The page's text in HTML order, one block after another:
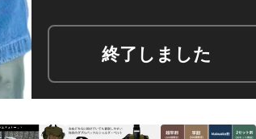
終了しました